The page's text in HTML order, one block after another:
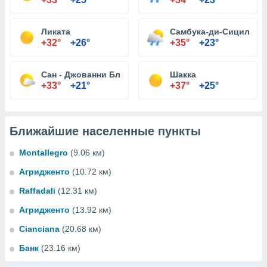
Ликата
+32° +26°
Самбука-ди-Сицилия
+35° +23°
Сан - Джованни Близнецы
+33° +21°
Шакка
+37° +25°
Ближайшие населенные пункты
Montallegro (9.06 км)
Агридженто (10.72 км)
Raffadali (12.31 км)
Агридженто (13.92 км)
Cianciana (20.68 км)
Банк (23.16 км)